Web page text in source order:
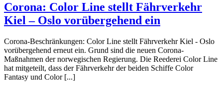
Corona: Color Line stellt Fährverkehr
Kiel – Oslo vorübergehend ein
Corona-Beschränkungen: Color Line stellt Fährverkehr Kiel - Oslo
vorübergehend erneut ein. Grund sind die neuen Corona-
Maßnahmen der norwegischen Regierung. Die Reederei Color Line
hat mitgeteilt, dass der Fährverkehr der beiden Schiffe Color
Fantasy und Color [...]